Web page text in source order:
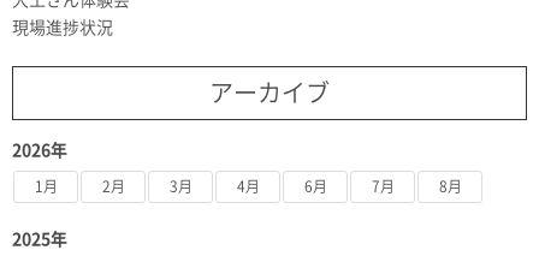
現場進捗状況
アーカイブ
2026年
1月 2月 3月 4月 6月 7月 8月
2025年